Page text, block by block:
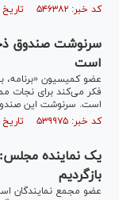
کد خبر: ۵۴۶۳۸۲ تاریخ انتشار : ۱۳۹۸/۰۶/۱۰
سرنوشت صندوق
است
عضو کمیسیون
فکر می‌کند برای نجات
است. سرنوشت این
کد خبر: ۵۳۹۹۷۵ تاریخ انتشار : ۱۳۹۸/۰۵/۱۷
یک نماینده
بازگردیم
عضو مجمع نمایندگان